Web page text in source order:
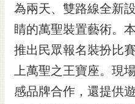
箱
English
日
本
為兩天、雙路線全新
睛的萬聖裝置藝術。
推出民眾報名裝扮比
上萬聖之王寶座。現
感品牌合作，還提供